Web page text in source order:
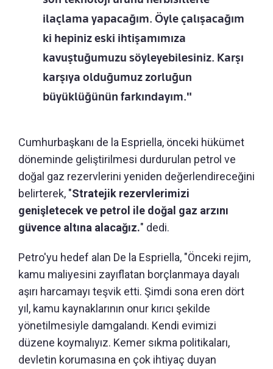
ilaçlama yapacağım. Öyle çalışacağım
ki hepiniz eski ihtişamımıza
kavuştuğumuzu söyleyebilesiniz. Karşı
karşıya olduğumuz zorluğun
büyüklüğünün farkındayım."
Cumhurbaşkanı de la Espriella, önceki hükümet
döneminde geliştirilmesi durdurulan petrol ve
doğal gaz rezervlerini yeniden değerlendireceğini
belirterek, "Stratejik rezervlerimizi
genişletecek ve petrol ile doğal gaz arzını
güvence altına alacağız." dedi.
Petro'yu hedef alan De la Espriella, "Önceki rejim,
kamu maliyesini zayıflatan borçlanmaya dayalı
aşırı harcamayı teşvik etti. Şimdi sona eren dört
yıl, kamu kaynaklarının onur kırıcı şekilde
yönetilmesiyle damgalandı. Kendi evimizi
düzene koymalıyız. Kemer sıkma politikaları,
devletin korumasına en çok ihtiyaç duyan